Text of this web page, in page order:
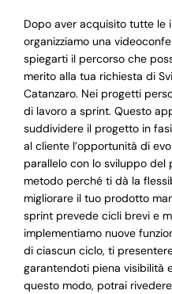
Dopo aver acquisito tutte le
organizziamo una
spiegarti il percorso che
merito alla tua richiesta di
Catanzaro. Nei progetti
di lavoro a sprint. Questo
suddividere il progetto in
al cliente l’opportunità di
parallelo con lo sviluppo
metodo perché ti dà la
migliorare il tuo prodotto
sprint prevede cicli brevi e
implementiamo nuove
di ciascun ciclo, ti
garantendoti piena visibilità
questo modo, potrai